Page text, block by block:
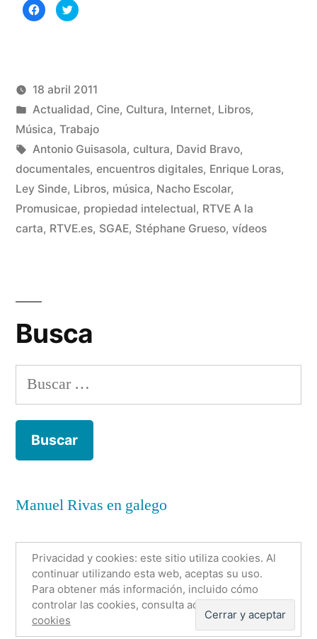
Haz
clic
una
ventana
Haz
clic
una
ventana
Publicado
por
Manuel
Rivas
Álvarez
18 abril 2011
Publicado
en
Actualidad, Cine, Cultura, Internet, Libros,
Música, Trabajo
Etiquetas:
Antonio Guisasola, cultura, David Bravo,
documentales, encuentros digitales, Enrique Loras,
Ley Sinde, Libros, música, Nacho Escolar,
Promusicae, propiedad intelectual, RTVE A la
carta, RTVE.es, SGAE, Stéphane Grueso, vídeos
Busca
Buscar:
Manuel Rivas en galego
Anónimo con nombre,Funciona gracias a WordPress.
Política de cookies
Sobre mí Contacto
Privacidad y cookies: este sitio utiliza cookies. Al
continuar utilizando esta web, aceptas su uso.
Para obtener más información, incluido cómo
controlar las cookies, consulta aquí:
cookies